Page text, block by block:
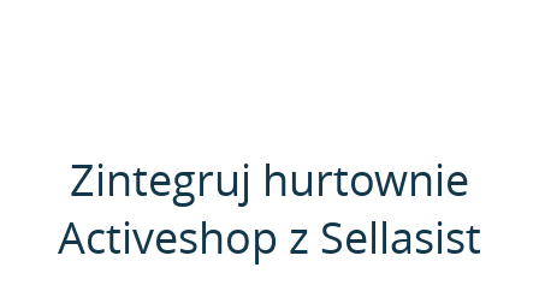
Zintegruj hurtownie
Activeshop z Sellasist